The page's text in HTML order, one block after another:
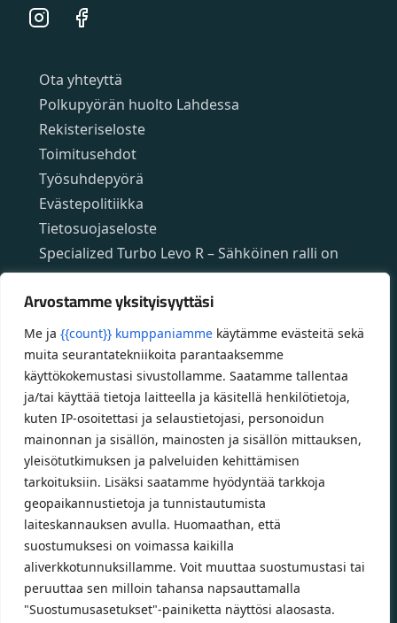
Arvostamme yksityisyyttäsi
Me ja {{count}} kumppaniamme käytämme evästeitä sekä
muita seurantatekniikoita parantaaksemme
käyttökokemustasi sivustollamme. Saatamme tallentaa
ja/tai käyttää tietoja laitteella ja käsitellä henkilötietoja,
kuten IP-osoitettasi ja selaustietojasi, personoidun
mainonnan ja sisällön, mainosten ja sisällön mittauksen,
yleisötutkimuksen ja palveluiden kehittämisen
tarkoituksiin. Lisäksi saatamme hyödyntää tarkkoja
geopaikannustietoja ja tunnistautumista
laiteskannauksen avulla. Huomaathan, että
suostumuksesi on voimassa kaikilla
aliverkkotunnuksillamme. Voit muuttaa suostumustasi tai
peruuttaa sen milloin tahansa napsauttamalla
"Suostumusasetukset"-painiketta näyttösi alaosasta.
InstagramFacebook
SivutOta yhteyttä
Polkupyörän huolto Lahdessa
Rekisteriseloste
Toimitusehdot
Työsuhdepyörä
Evästepolitiikka
Tietosuojaseloste
Specialized Turbo Levo R – Sähköinen ralli on
täällä!
Specialized App – ilmainen mobiilisovellus
Specializedin sähköpyöriin
Custom polkupyörät
Fatbikellä helppoa ja huoletonta etenemistä
maastossa
Aukioloajat
Talvikauden aukioloajat (1.10.2025 – 28.2.2026)
Ma-Pe 10-18
La 10-14
Kesäkauden aukioloajat (1.3.2026 – 30.9.2026)
Ma-Pe 10-18
La 9-15